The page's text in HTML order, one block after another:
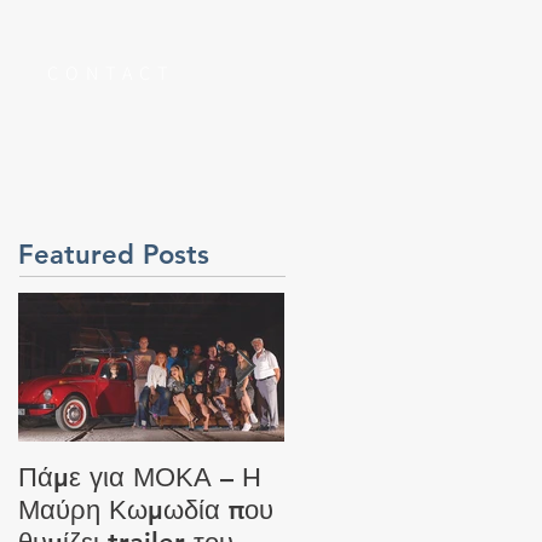
Featured Posts
Πάμε για ΜΟΚΑ – Η
Μαύρη Κωμωδία που